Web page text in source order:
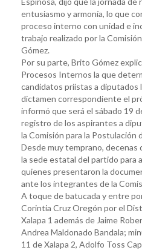
entusiasmo y armonía, lo que
proceso interno con unidad e
trabajo realizado por la
Gómez.
Por su parte, Brito Gómez
Procesos Internos la que
candidatos priistas a diputados
dictamen correspondiente el
informó que será el sábado 19
registro de los aspirantes a
la Comisión para la Postulación
Desde muy temprano,
la sede estatal del partido para
quienes presentaron la
ante los integrantes de la
A toque de batucada y entre
Corintia Cruz Oregón por el
Xalapa 1 además de Jaime
Andrea Maldonado Bandala;
11 de Xalapa 2, Adolfo Toss